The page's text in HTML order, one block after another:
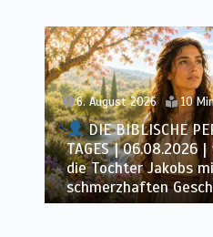
5. August 2026 10
DIE BIBLISCHE
TAGES | 05.08.2026 |
der Mann, der
und selbst Gottes
erlebte